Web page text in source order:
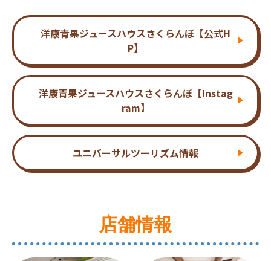
洋康青果ジュースハウスさくらんぼ【公式H
P】
洋康青果ジュースハウスさくらんぼ【Instag
ram】
ユニバーサルツーリズム情報
店舗情報